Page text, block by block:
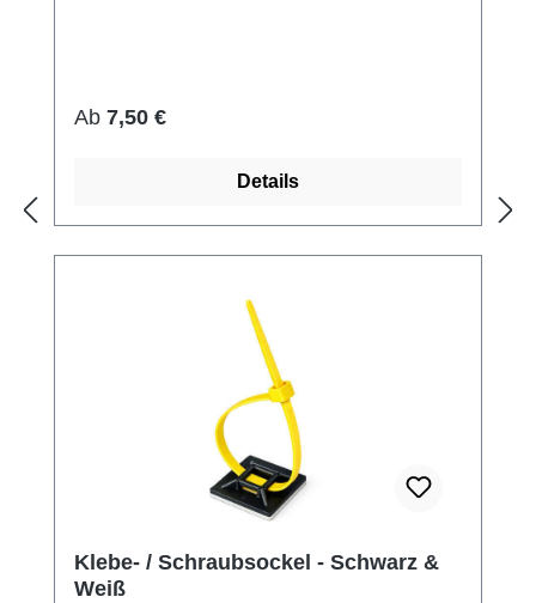
Regulärer Preis:
Ab 7,50 €
Details
Klebe- / Schraubsockel - Schwarz &
Weiß